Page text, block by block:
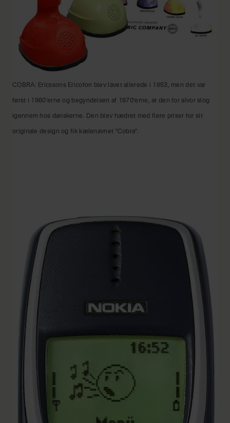
COBRA: Ericssons Ericofon blev lavet allerede i 1953, men det var
først i 1960'erne og begyndelsen af 1970'erne, at den for alvor slog
igennem hos danskerne. Den blev hædret med flere priser for sit
originale design og fik kælenavnet "Cobra".